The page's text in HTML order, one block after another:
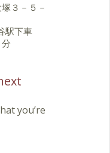
３－５－
駅下車
you’re